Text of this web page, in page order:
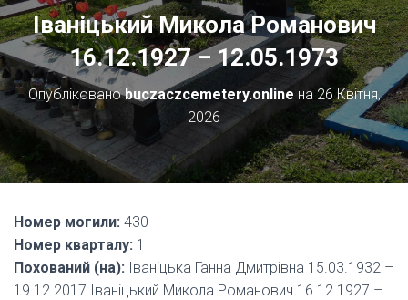
Т
И
Н
А
І
Г
А
Ц
І
Іваніцький Микола Романович
16.12.1927 – 12.05.1973
Опублікованоbuczaczcemetery.online на 26 Квітня,
2026
Номер могили: 430
Номер кварталу: 1
Похований (на): Іваніцька Ганна Дмитрівна 15.03.1932 –
19.12.2017 Іваніцький Микола Романович 16.12.1927 –